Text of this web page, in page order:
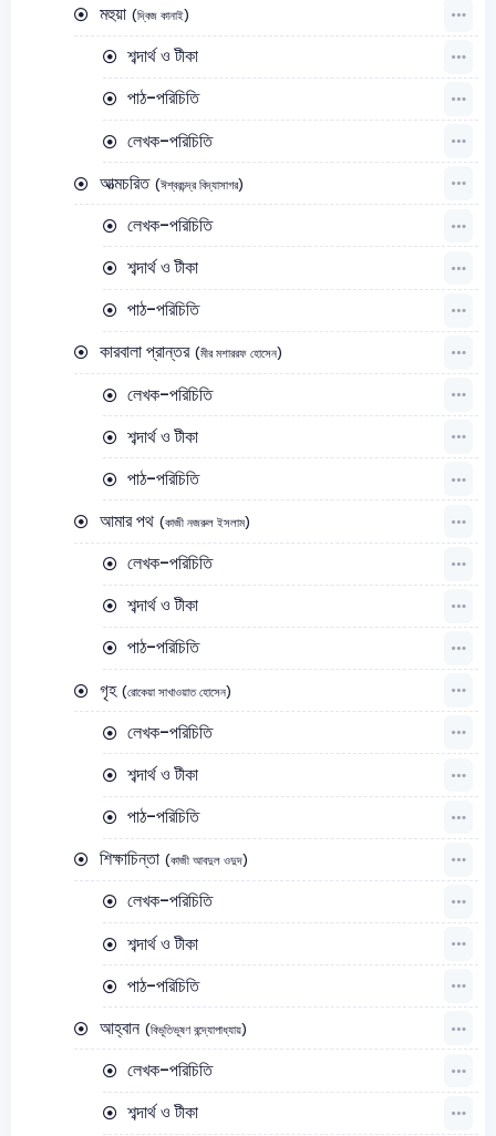
মহুয়া (দ্বিজ কানাই)
শব্দার্থ ও টীকা
পাঠ-পরিচিতি
লেখক-পরিচিতি
আত্মচরিত (ঈশ্বরচন্দ্র বিদ্যাসাগর)
লেখক-পরিচিতি
শব্দার্থ ও টীকা
পাঠ-পরিচিতি
কারবালা প্রান্তর (মীর মশাররফ হোসেন)
লেখক-পরিচিতি
শব্দার্থ ও টীকা
পাঠ-পরিচিতি
আমার পথ (কাজী নজরুল ইসলাম)
লেখক-পরিচিতি
শব্দার্থ ও টীকা
পাঠ-পরিচিতি
গৃহ (রোকেয়া সাখাওয়াত হোসেন)
লেখক-পরিচিতি
শব্দার্থ ও টীকা
পাঠ-পরিচিতি
শিক্ষাচিন্তা (কাজী আবদুল ওদুদ)
লেখক-পরিচিতি
শব্দার্থ ও টীকা
পাঠ-পরিচিতি
আহ্বান (বিভূতিভূষণ বন্দ্যোপাধ্যায়)
লেখক-পরিচিতি
শব্দার্থ ও টীকা